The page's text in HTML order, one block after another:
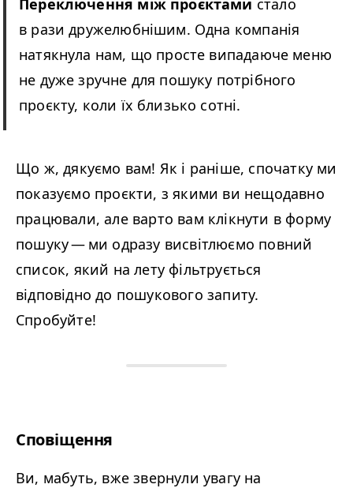
в рази дружелюбнішим. Одна компанія
натякнула нам, що просте випадаюче меню
не дуже зручне для пошуку потрібного
проєкту, коли їх близько сотні.
Що ж, дякуємо вам! Як і раніше, спочатку ми
показуємо проєкти, з якими ви нещодавно
працювали, але варто вам клікнути в форму
пошуку — ми одразу висвітлюємо повний
список, який на лету фільтрується
відповідно до пошукового запиту.
Спробуйте!
Сповіщення
Ви, мабуть, вже звернули увагу на